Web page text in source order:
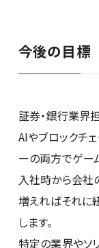
今後の目標
証券・銀行業界
AIやブロックチ
ーの両方でゲー
入社時から会社
増えればそれに
します。
特定の業界やソ